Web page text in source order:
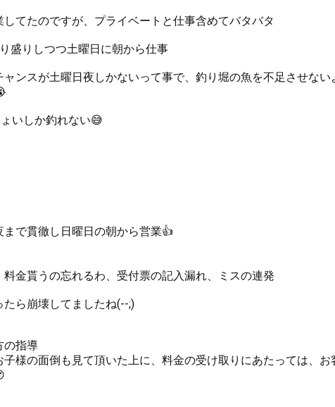
てたのですが、プライベートと仕事含めてバタバタ
盛りしつつ土曜日に朝から仕事
ンスが土曜日夜しかないって事で、釣り堀の魚を不足させない
いしか釣れない😅
で貫徹し日曜日の朝から営業👍
金貰うの忘れるわ、受付票の記入漏れ、ミスの連発
ら崩壊してましたね(--;)
の指導
様の面倒も見て頂いた上に、料金の受け取りにあたっては、お